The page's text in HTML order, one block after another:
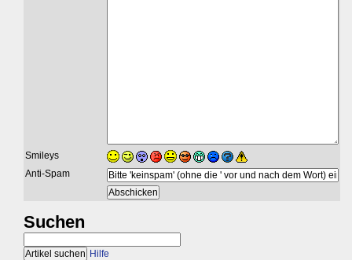
Smileys
Anti-Spam
Suchen
Hilfe